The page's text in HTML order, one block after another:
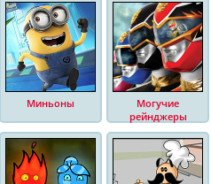
Миньоны
Могучие
рейнджеры